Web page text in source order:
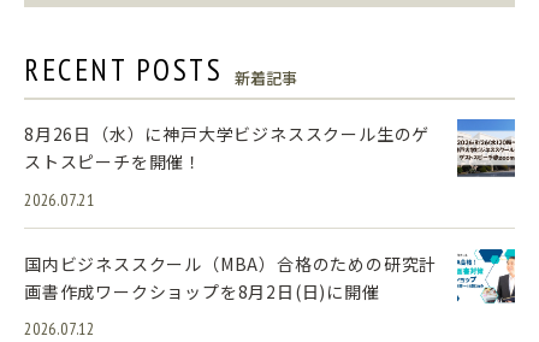
RECENT POSTS 新着記事
8月26日（水）に神戸大学ビジネススクール生のゲ
ストスピーチを開催！
2026.07.21
国内ビジネススクール（MBA）合格のための研究計
画書作成ワークショップを8月2日(日)に開催
2026.07.12